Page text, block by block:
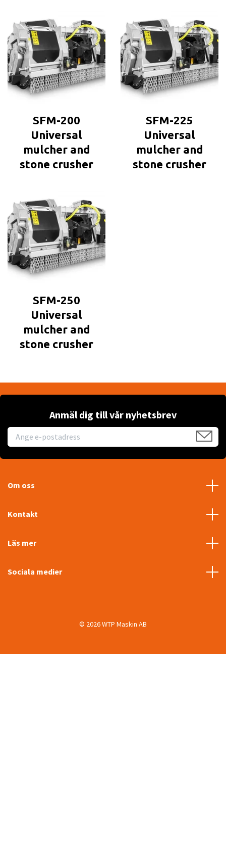
SFM-200
Universal
mulcher and
stone crusher
SFM-225
Universal
mulcher and
stone crusher
SFM-250
Universal
mulcher and
stone crusher
Anmäl dig till vår nyhetsbrev
Om oss
Kontakt
Läs mer
Sociala medier
© 2026 WTP Maskin AB